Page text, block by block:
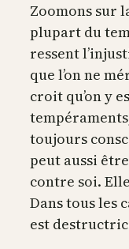
Zoomons sur
plupart du
ressent
que l’on ne
croit qu’on y
toujours
peut aussi
contre soi.
Dans tous les
est